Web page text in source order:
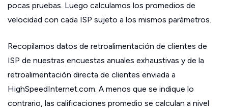
pocas pruebas. Luego calculamos los promedios de
velocidad con cada ISP sujeto a los mismos parámetros.
Recopilamos datos de retroalimentación de clientes de
ISP de nuestras encuestas anuales exhaustivas y de la
retroalimentación directa de clientes enviada a
HighSpeedInternet.com. A menos que se indique lo
contrario, las calificaciones promedio se calculan a nivel